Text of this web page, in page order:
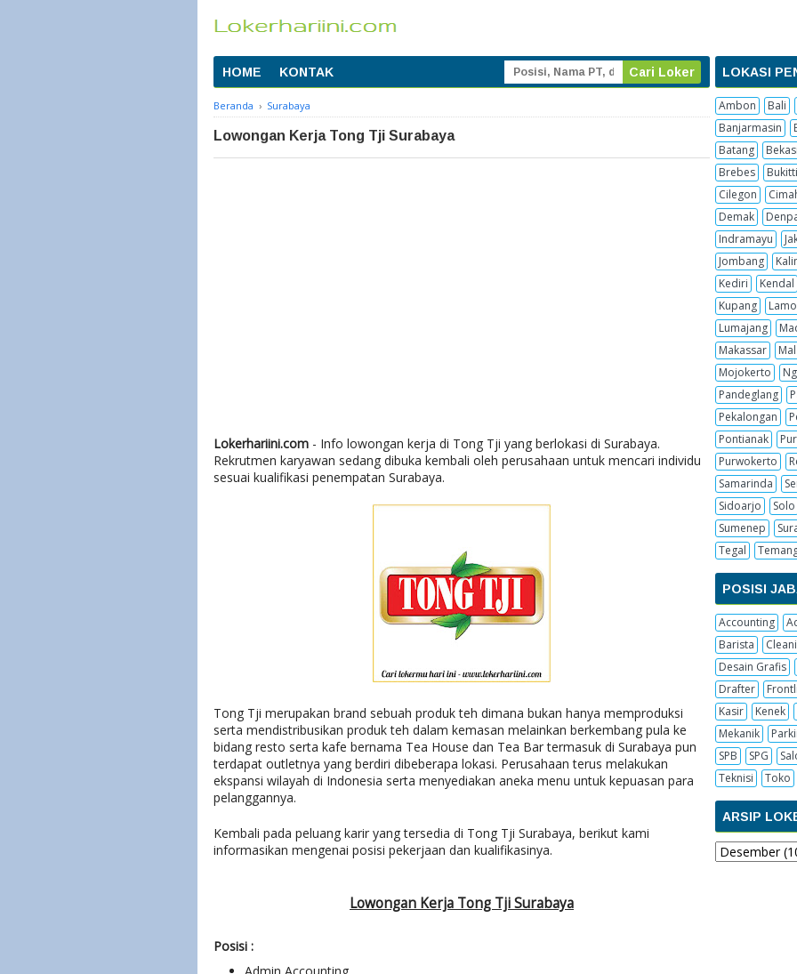
HOME KONTAK
Beranda › Surabaya
Lowongan Kerja Tong Tji Surabaya
Lokerhariini.com - Info lowongan kerja di Tong Tji yang berlokasi di Surabaya.
Rekrutmen karyawan sedang dibuka kembali oleh perusahaan untuk mencari individu
sesuai kualifikasi penempatan Surabaya.
Tong Tji merupakan brand sebuah produk teh dimana bukan hanya memproduksi
serta mendistribusikan produk teh dalam kemasan melainkan berkembang pula ke
bidang resto serta kafe bernama Tea House dan Tea Bar termasuk di Surabaya pun
terdapat outletnya yang berdiri dibeberapa lokasi. Perusahaan terus melakukan
ekspansi wilayah di Indonesia serta menyediakan aneka menu untuk kepuasan para
pelanggannya.
Kembali pada peluang karir yang tersedia di Tong Tji Surabaya, berikut kami
informasikan mengenai posisi pekerjaan dan kualifikasinya.
Lowongan Kerja Tong Tji Surabaya
Posisi :
Admin Accounting
LOKASI
Ambon
Bali
Banjarmasin
Batang
Brebes
Cilegon
Demak
Indramayu
Jombang
Kediri
Kendal
Kupang
Lumajang
Makassar
Mojokerto
Pandeglang
Pekalongan
Pontianak
Purwokerto
Samarinda
Sidoarjo
Solo
Sumenep
Tegal
POSISI
Accounting
Barista
Desain Grafis
Drafter
Kasir
Kenek
Mekanik
SPB
SPG
Teknisi
Toko
ARSIP